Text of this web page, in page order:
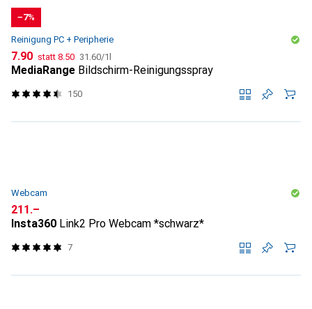
−7%
Reinigung PC + Peripherie
CHF
7.90 statt CHF
8.50 CHF
31.60/1l
MediaRange Bildschirm-Reinigungsspray
150
Webcam
CHF
211.–
Insta360 Link2 Pro Webcam *schwarz*
7